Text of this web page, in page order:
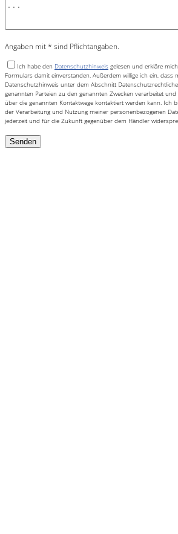
Angaben mit * sind Pflichtangaben.
Ich habe den Datenschutzhinweis gelesen und erkläre
Formulars damit einverstanden. Außerdem willige ich ein, dass
Datenschutzhinweis unter dem Abschnitt
genannten Parteien zu den genannten Zwecken verarbeitet
über die genannten Kontaktwege kontaktiert werden kann. Ich
der Verarbeitung und Nutzung meiner personenbezogenen
jederzeit und für die Zukunft gegenüber dem Händler